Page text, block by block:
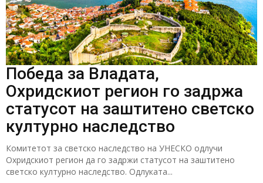
Победа за Владата,
Охридскиот регион го задржа
статусот на заштитено светско
културно наследство
Комитетот за светско наследство на УНЕСКО одлучи
Охридскиот регион да го задржи статусот на заштитено
светско културно наследство. Одлуката...